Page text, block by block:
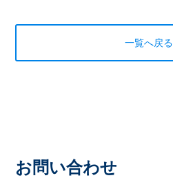
一覧へ戻る
お問い合わせ